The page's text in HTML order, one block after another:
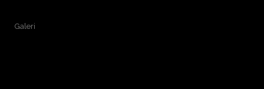
Galeri